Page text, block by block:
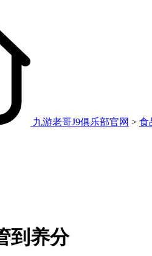
九游老哥J9俱乐部官网 > 食
到养分